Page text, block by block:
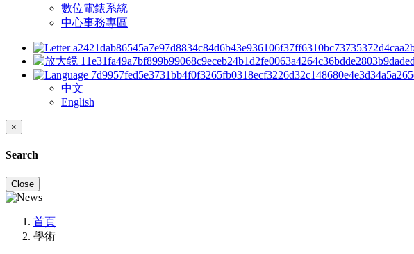
數位電錶系統
中心事務專區
中文
English
×
Search
Close
首頁
學術